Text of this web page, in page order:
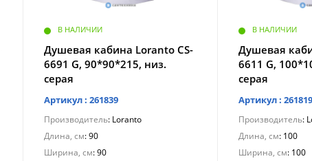
В НАЛИЧИИ
Душевая кабина Loranto CS-
6691 G, 90*90*215, низ.
серая
Артикул : 261839
Производитель: Loranto
Длина, см: 90
Ширина, см: 90
В НАЛИЧИИ
Душевая
6611 G,
серая
Артикул : 261819
Производитель:
Длина, см: 100
Ширина, см: 100